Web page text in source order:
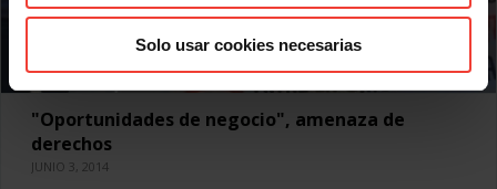
Solo usar cookies necesarias
"Oportunidades de negocio", amenaza de
derechos
JUNIO 3, 2014